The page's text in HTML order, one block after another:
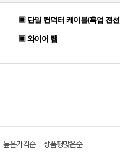
▣ 단일 컨덕터 케이블(훅업 전
▣ 와이어 랩
높은가격순| 상품평많은순